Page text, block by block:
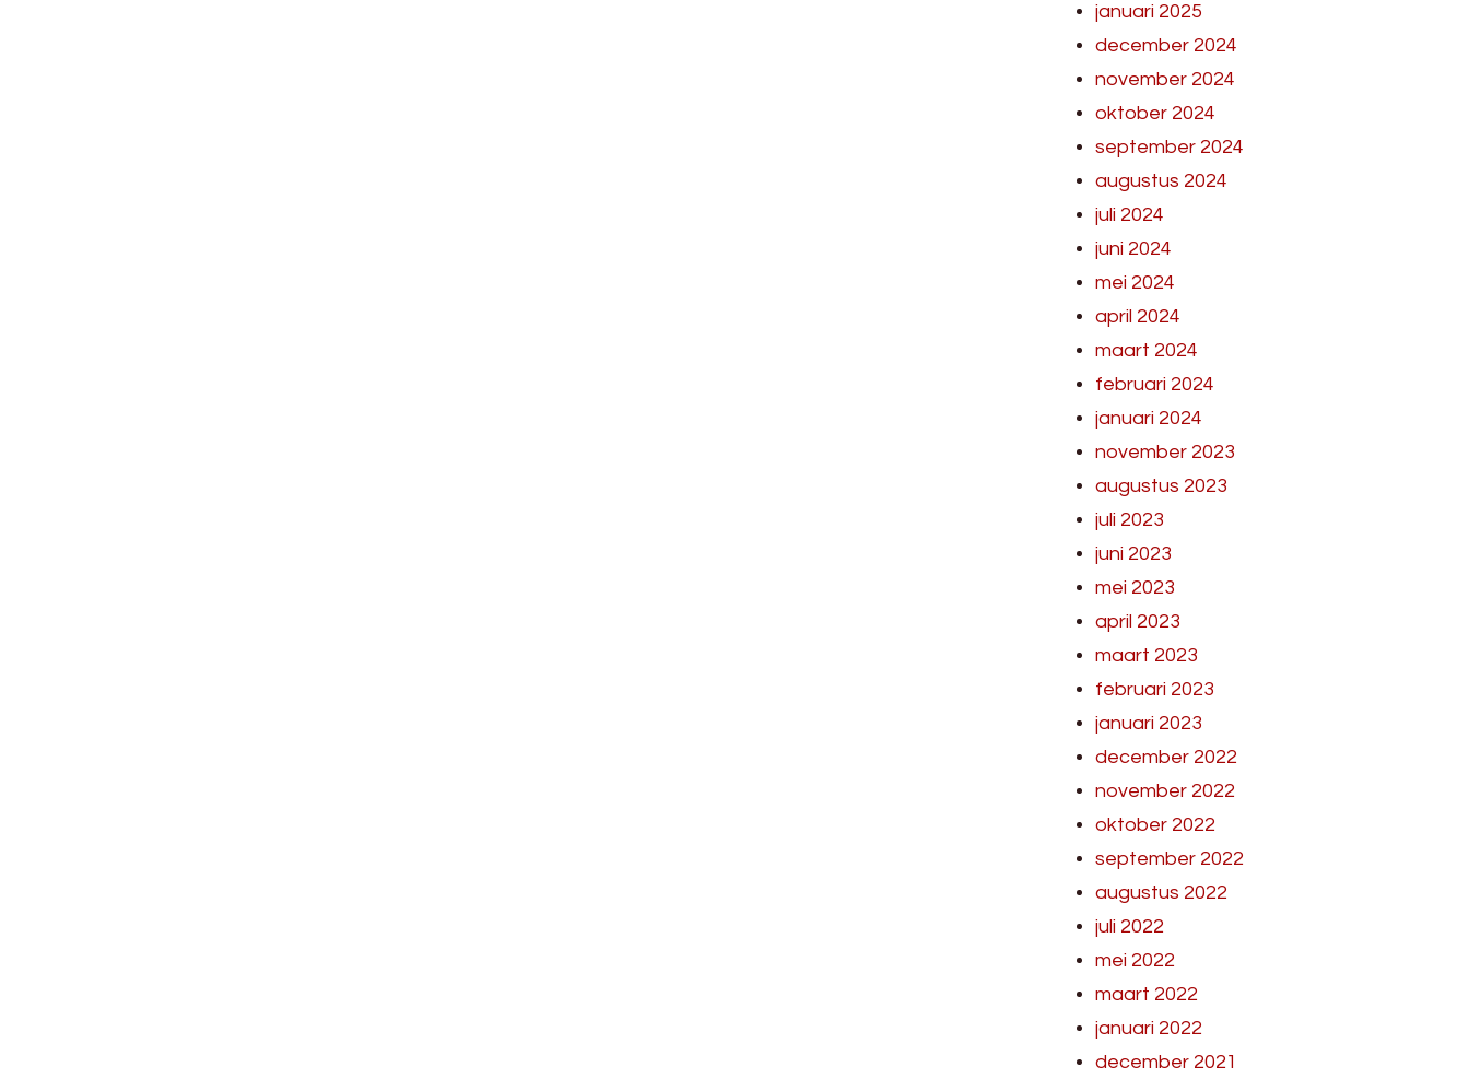
januari 2025
december 2024
november 2024
oktober 2024
september 2024
augustus 2024
juli 2024
juni 2024
mei 2024
april 2024
maart 2024
februari 2024
januari 2024
november 2023
augustus 2023
juli 2023
juni 2023
mei 2023
april 2023
maart 2023
februari 2023
januari 2023
december 2022
november 2022
oktober 2022
september 2022
augustus 2022
juli 2022
mei 2022
maart 2022
januari 2022
december 2021